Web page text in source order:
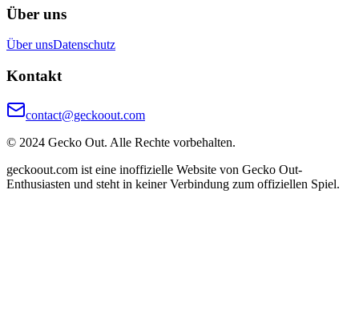
Über uns
Über unsDatenschutz
Kontakt
contact@geckoout.com
© 2024 Gecko Out. Alle Rechte vorbehalten.
geckoout.com ist eine inoffizielle Website von Gecko Out-
Enthusiasten und steht in keiner Verbindung zum offiziellen Spiel.